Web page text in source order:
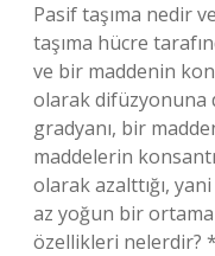
Pasif taşıma nedir
taşıma hücre
ve bir maddenin
olarak difüzyonuna
gradyanı, bir
maddelerin
olarak azalttığı,
az yoğun bir
özellikleri nelerdir?